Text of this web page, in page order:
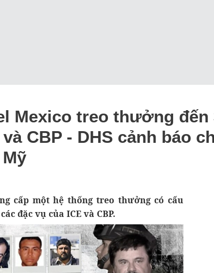
Mexico treo thưởng đến
CBP - DHS cảnh báo
cấp một hệ thống treo thưởng có cấu
đặc vụ của ICE và CBP.